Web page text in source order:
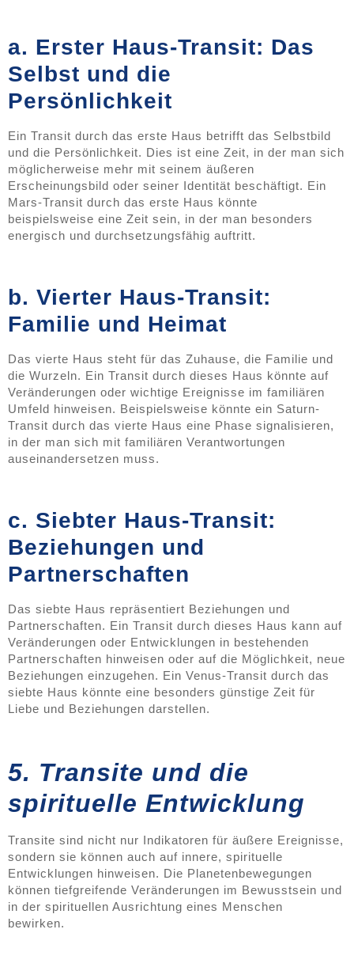
a. Erster Haus-Transit: Das
Selbst und die
Persönlichkeit
Ein Transit durch das erste Haus betrifft das Selbstbild
und die Persönlichkeit. Dies ist eine Zeit, in der man sich
möglicherweise mehr mit seinem äußeren
Erscheinungsbild oder seiner Identität beschäftigt. Ein
Mars-Transit durch das erste Haus könnte
beispielsweise eine Zeit sein, in der man besonders
energisch und durchsetzungsfähig auftritt.
b. Vierter Haus-Transit:
Familie und Heimat
Das vierte Haus steht für das Zuhause, die Familie und
die Wurzeln. Ein Transit durch dieses Haus könnte auf
Veränderungen oder wichtige Ereignisse im familiären
Umfeld hinweisen. Beispielsweise könnte ein Saturn-
Transit durch das vierte Haus eine Phase signalisieren,
in der man sich mit familiären Verantwortungen
auseinandersetzen muss.
c. Siebter Haus-Transit:
Beziehungen und
Partnerschaften
Das siebte Haus repräsentiert Beziehungen und
Partnerschaften. Ein Transit durch dieses Haus kann auf
Veränderungen oder Entwicklungen in bestehenden
Partnerschaften hinweisen oder auf die Möglichkeit, neue
Beziehungen einzugehen. Ein Venus-Transit durch das
siebte Haus könnte eine besonders günstige Zeit für
Liebe und Beziehungen darstellen.
5. Transite und die
spirituelle Entwicklung
Transite sind nicht nur Indikatoren für äußere Ereignisse,
sondern sie können auch auf innere, spirituelle
Entwicklungen hinweisen. Die Planetenbewegungen
können tiefgreifende Veränderungen im Bewusstsein und
in der spirituellen Ausrichtung eines Menschen
bewirken.